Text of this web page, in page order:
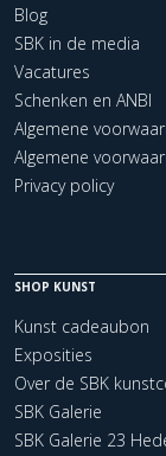
Blog
SBK in de media
Vacatures
Schenken en ANBI
Algemene
Algemene
Privacy policy
SHOP KUNST
Kunst cadeaubon
Exposities
Over de SBK
SBK Galerie
SBK Galerie 23